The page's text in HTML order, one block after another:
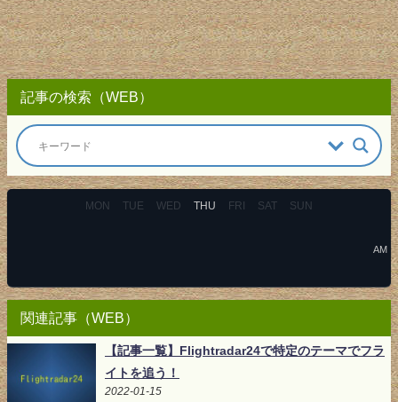
記事の検索（WEB）
MON TUE WED THU FRI SAT SUN
AM
関連記事（WEB）
【記事一覧】Flightradar24で特定のテーマでフラ
イトを追う！
2022-01-15